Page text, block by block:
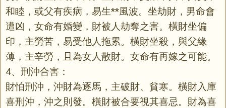
和睦，或父有疾病，易生**風波。坐劫財，男命會
遭凶，女命有婚變，財被人劫奪之害。橫財坐偏
印，主勞苦，易受他人拖累。橫財坐殺，與父緣
薄，主辛勞，且為女人散財。女命有再嫁之可能。
4、刑沖合害：
財怕刑沖，沖財為逐馬，主破財、貧寒。橫財入庫
喜刑沖，沖之則發。橫財被合要視其喜忌。財為喜